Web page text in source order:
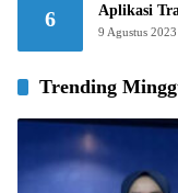
6 Aplikasi
9 Agustus 2023
Trending